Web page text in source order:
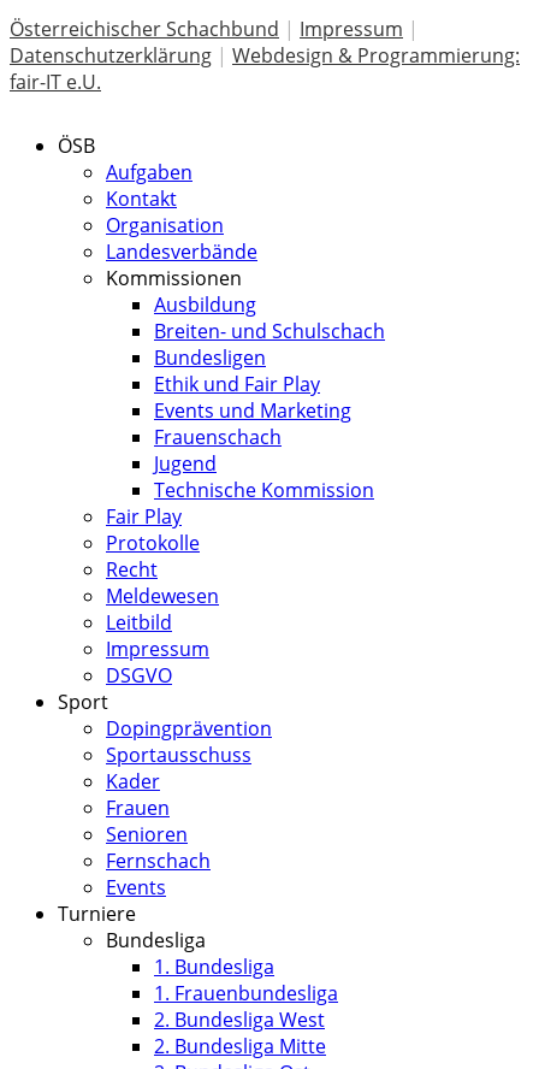
Österreichischer Schachbund | Impressum |
Datenschutzerklärung | Webdesign & Programmierung:
fair-IT e.U.
ÖSB
Aufgaben
Kontakt
Organisation
Landesverbände
Kommissionen
Ausbildung
Breiten- und Schulschach
Bundesligen
Ethik und Fair Play
Events und Marketing
Frauenschach
Jugend
Technische Kommission
Fair Play
Protokolle
Recht
Meldewesen
Leitbild
Impressum
DSGVO
Sport
Dopingprävention
Sportausschuss
Kader
Frauen
Senioren
Fernschach
Events
Turniere
Bundesliga
1. Bundesliga
1. Frauenbundesliga
2. Bundesliga West
2. Bundesliga Mitte